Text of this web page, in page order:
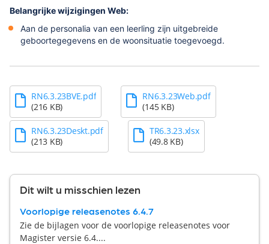
Belangrijke wijzigingen Web:
Aan de personalia van een leerling zijn uitgebreide
geboortegegevens en de woonsituatie toegevoegd.
RN6.3.23BVE.pdf
(216 KB)
RN6.3.23Web.pdf
(145 KB)
RN6.3.23Deskt.pdf
(213 KB)
TR6.3.23.xlsx
(49.8 KB)
Dit wilt u misschien lezen
Voorlopige releasenotes 6.4.7
Zie de bijlagen voor de voorlopige releasenotes voor
Magister versie 6.4....